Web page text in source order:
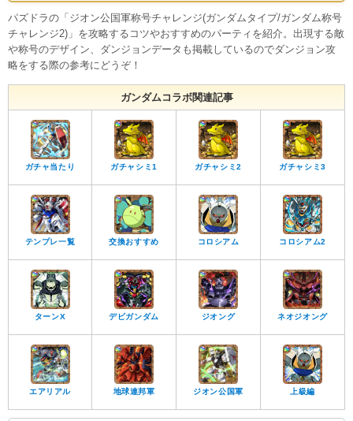
パズドラの「ジオン公国軍称号チャレンジ(ガンダムタイプ/ガンダム称号
チャレンジ2)」を攻略するコツやおすすめのパーティを紹介。出現する敵
や称号のデザイン、ダンジョンデータも掲載しているのでダンジョン攻
略をする際の参考にどうぞ！
ガンダムコラボ関連記事
ガチャ当たり ガチャシミ1 ガチャシミ2 ガチャシミ3
テンプレ一覧 交換おすすめ コロシアム コロシアム2
ターンX デビガンダム ジオング ネオジオング
エアリアル 地球連邦軍 ジオン公国軍 上級編